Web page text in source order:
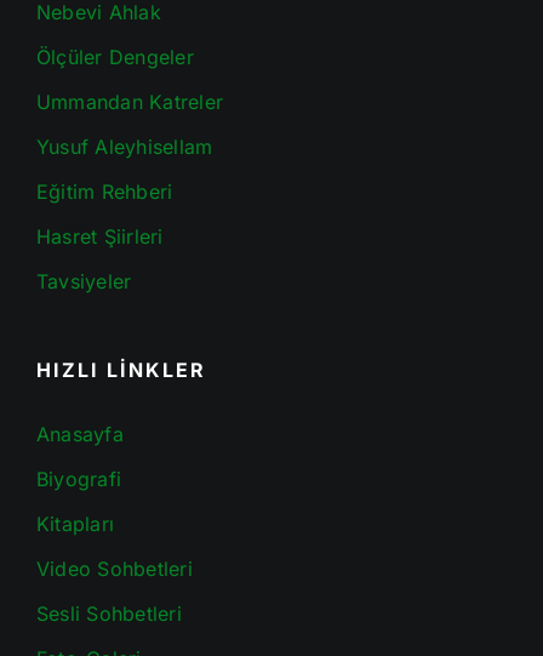
Nebevi Ahlak
Ölçüler Dengeler
Ummandan Katreler
Yusuf Aleyhisellam
Eğitim Rehberi
Hasret Şiirleri
Tavsiyeler
HIZLI LİNKLER
Anasayfa
Biyografi
Kitapları
Video Sohbetleri
Sesli Sohbetleri